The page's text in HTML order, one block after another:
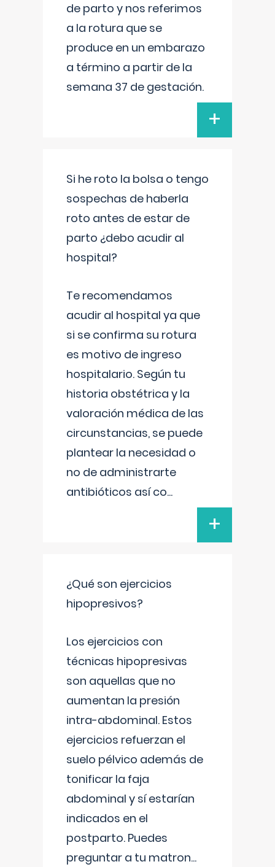
de parto y nos referimos
a la rotura que se
produce en un embarazo
a término a partir de la
semana 37 de gestación.
+
Si he roto la bolsa o tengo
sospechas de haberla
roto antes de estar de
parto ¿debo acudir al
hospital?
Te recomendamos
acudir al hospital ya que
si se confirma su rotura
es motivo de ingreso
hospitalario. Según tu
historia obstétrica y la
valoración médica de las
circunstancias, se puede
plantear la necesidad o
no de administrarte
antibióticos así co...
+
¿Qué son ejercicios
hipopresivos?
Los ejercicios con
técnicas hipopresivas
son aquellas que no
aumentan la presión
intra-abdominal. Estos
ejercicios refuerzan el
suelo pélvico además de
tonificar la faja
abdominal y sí estarían
indicados en el
postparto. Puedes
preguntar a tu matron...